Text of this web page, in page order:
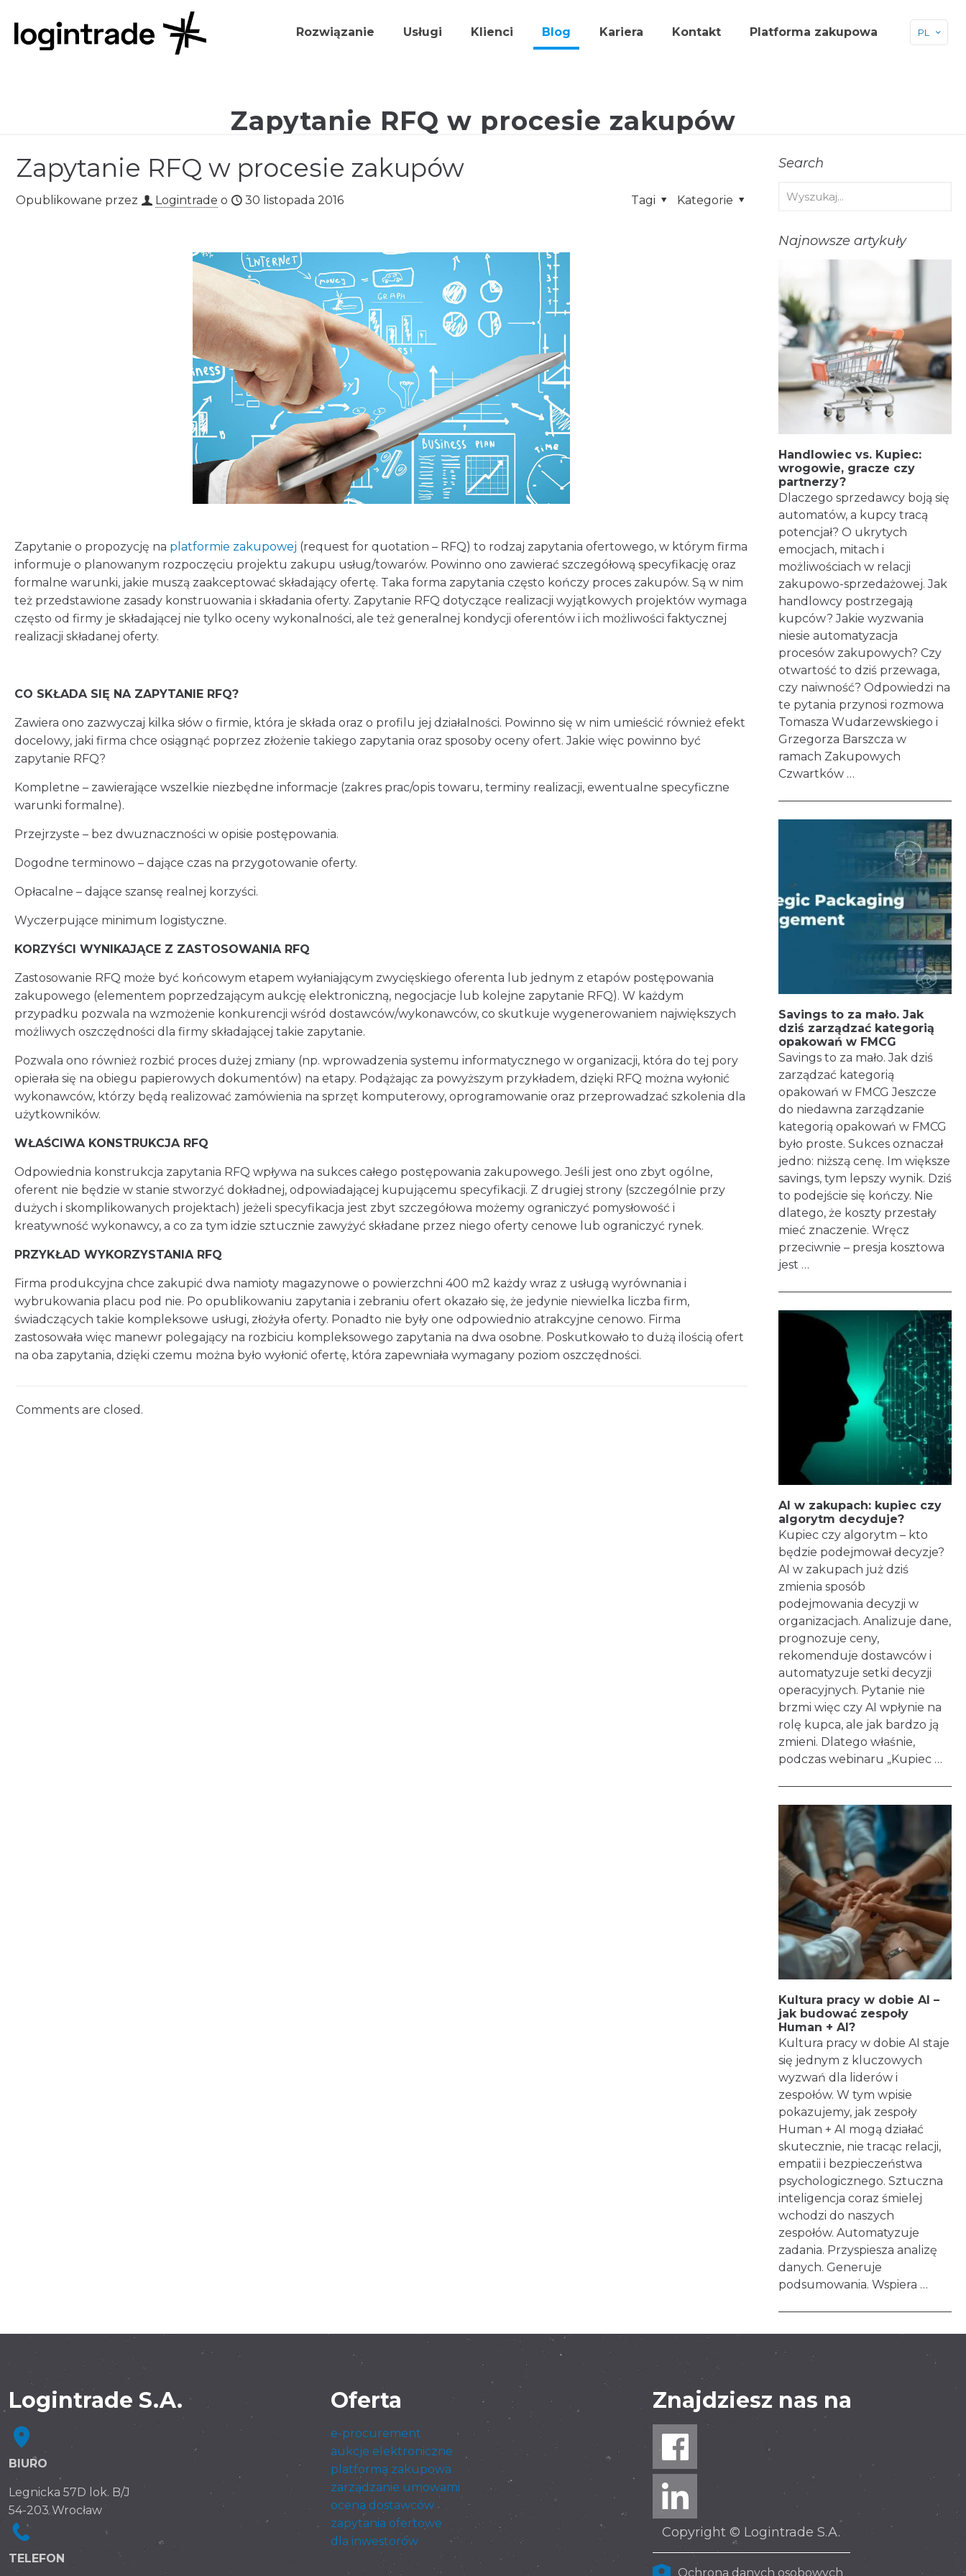
Rozwiązanie Usługi Klienci Blog Kariera Kontakt Platforma zakupowa PL
Zapytanie RFQ w procesie zakupów
Zapytanie RFQ w procesie zakupów
Opublikowane przez Logintrade o 30 listopada 2016 Kategorie
Tagi
Zapytanie o propozycję na platformie zakupowej (request for quotation – RFQ) to rodzaj zapytania ofertowego, w którym firma
informuje o planowanym rozpoczęciu projektu zakupu usług/towarów. Powinno ono zawierać szczegółową specyfikację oraz
formalne warunki, jakie muszą zaakceptować składający ofertę. Taka forma zapytania często kończy proces zakupów. Są w nim
też przedstawione zasady konstruowania i składania oferty. Zapytanie RFQ dotyczące realizacji wyjątkowych projektów wymaga
często od firmy je składającej nie tylko oceny wykonalności, ale też generalnej kondycji oferentów i ich możliwości faktycznej
realizacji składanej oferty.
CO SKŁADA SIĘ NA ZAPYTANIE RFQ?
Zawiera ono zazwyczaj kilka słów o firmie, która je składa oraz o profilu jej działalności. Powinno się w nim umieścić również efekt
docelowy, jaki firma chce osiągnąć poprzez złożenie takiego zapytania oraz sposoby oceny ofert. Jakie więc powinno być
zapytanie RFQ?
Kompletne – zawierające wszelkie niezbędne informacje (zakres prac/opis towaru, terminy realizacji, ewentualne specyficzne
warunki formalne).
Przejrzyste – bez dwuznaczności w opisie postępowania.
Dogodne terminowo – dające czas na przygotowanie oferty.
Opłacalne – dające szansę realnej korzyści.
Wyczerpujące minimum logistyczne.
KORZYŚCI WYNIKAJĄCE Z ZASTOSOWANIA RFQ
Zastosowanie RFQ może być końcowym etapem wyłaniającym zwycięskiego oferenta lub jednym z etapów postępowania
zakupowego (elementem poprzedzającym aukcję elektroniczną, negocjacje lub kolejne zapytanie RFQ). W każdym
przypadku pozwala na wzmożenie konkurencji wśród dostawców/wykonawców, co skutkuje wygenerowaniem największych
możliwych oszczędności dla firmy składającej takie zapytanie.
Pozwala ono również rozbić proces dużej zmiany (np. wprowadzenia systemu informatycznego w organizacji, która do tej pory
opierała się na obiegu papierowych dokumentów) na etapy. Podążając za powyższym przykładem, dzięki RFQ można wyłonić
wykonawców, którzy będą realizować zamówienia na sprzęt komputerowy, oprogramowanie oraz przeprowadzać szkolenia dla
użytkowników.
WŁAŚCIWA KONSTRUKCJA RFQ
Odpowiednia konstrukcja zapytania RFQ wpływa na sukces całego postępowania zakupowego. Jeśli jest ono zbyt ogólne,
oferent nie będzie w stanie stworzyć dokładnej, odpowiadającej kupującemu specyfikacji. Z drugiej strony (szczególnie przy
dużych i skomplikowanych projektach) jeżeli specyfikacja jest zbyt szczegółowa możemy ograniczyć pomysłowość i
kreatywność wykonawcy, a co za tym idzie sztucznie zawyżyć składane przez niego oferty cenowe lub ograniczyć rynek.
PRZYKŁAD WYKORZYSTANIA RFQ
Firma produkcyjna chce zakupić dwa namioty magazynowe o powierzchni 400 m2 każdy wraz z usługą wyrównania i
wybrukowania placu pod nie. Po opublikowaniu zapytania i zebraniu ofert okazało się, że jedynie niewielka liczba firm,
świadczących takie kompleksowe usługi, złożyła oferty. Ponadto nie były one odpowiednio atrakcyjne cenowo. Firma
zastosowała więc manewr polegający na rozbiciu kompleksowego zapytania na dwa osobne. Poskutkowało to dużą ilością ofert
na oba zapytania, dzięki czemu można było wyłonić ofertę, która zapewniała wymagany poziom oszczędności.
Comments are closed.
Search
Najnowsze artykuły
Handlowiec vs. Kupiec:
wrogowie, gracze czy
partnerzy?
Dlaczego sprzedawcy boją się
automatów, a kupcy tracą
potencjał? O ukrytych
emocjach, mitach i
możliwościach w relacji
zakupowo-sprzedażowej. Jak
handlowcy postrzegają
kupców? Jakie wyzwania
niesie automatyzacja
procesów zakupowych? Czy
otwartość to dziś przewaga,
czy naiwność? Odpowiedzi na
te pytania przynosi rozmowa
Tomasza Wudarzewskiego i
Grzegorza Barszcza w
ramach Zakupowych
Czwartków …
Savings to za mało. Jak
dziś zarządzać kategorią
opakowań w FMCG
Savings to za mało. Jak dziś
zarządzać kategorią
opakowań w FMCG Jeszcze
do niedawna zarządzanie
kategorią opakowań w FMCG
było proste. Sukces oznaczał
jedno: niższą cenę. Im większe
savings, tym lepszy wynik. Dziś
to podejście się kończy. Nie
dlatego, że koszty przestały
mieć znaczenie. Wręcz
przeciwnie – presja kosztowa
jest …
AI w zakupach: kupiec czy
algorytm decyduje?
Kupiec czy algorytm – kto
będzie podejmował decyzje?
AI w zakupach już dziś
zmienia sposób
podejmowania decyzji w
organizacjach. Analizuje dane,
prognozuje ceny,
rekomenduje dostawców i
automatyzuje setki decyzji
operacyjnych. Pytanie nie
brzmi więc czy AI wpłynie na
rolę kupca, ale jak bardzo ją
zmieni. Dlatego właśnie,
podczas webinaru „Kupiec …
Kultura pracy w dobie AI –
jak budować zespoły
Human + AI?
Kultura pracy w dobie AI staje
się jednym z kluczowych
wyzwań dla liderów i
zespołów. W tym wpisie
pokazujemy, jak zespoły
Human + AI mogą działać
skutecznie, nie tracąc relacji,
empatii i bezpieczeństwa
psychologicznego. Sztuczna
inteligencja coraz śmielej
wchodzi do naszych
zespołów. Automatyzuje
zadania. Przyspiesza analizę
danych. Generuje
podsumowania. Wspiera …
Logintrade S.A.
BIURO
Legnicka 57D lok. B/J
54-203 Wrocław
TELEFON
Oferta
e-procurement
aukcje elektroniczne
platforma zakupowa
zarządzanie umowami
ocena dostawców
zapytania ofertowe
dla inwestorów
Znajdziesz nas na
Copyright © Logintrade S.A.
Ochrona danych osobowych